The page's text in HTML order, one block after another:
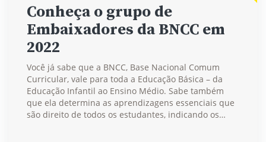
Conheça o grupo de
Embaixadores da BNCC em
2022
Você já sabe que a BNCC, Base Nacional Comum
Curricular, vale para toda a Educação Básica – da
Educação Infantil ao Ensino Médio. Sabe também
que ela determina as aprendizagens essenciais que
são direito de todos os estudantes, indicando os…